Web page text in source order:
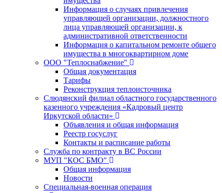
Информация о случаях привлечения
управляющей организации, должностного
лица управляющей организации, к
административной ответственности
Информация о капитальном ремонте общего
имущества в многоквартирном доме
ООО "Теплоснабжение"
Общая документация
Тарифы
Реконструкция теплоисточника
Слюдянский филиал областного государственного
казенного учреждения «Кадровый центр
Иркутской области»
Объявления и общая информация
Реестр госуслуг
Контакты и расписание работы
Служба по контракту в ВС России
МУП "КОС БМО"
Общая информация
Новости
Специальная-военная операция